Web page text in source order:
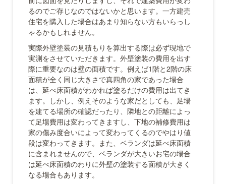
るのでご存じなのではないかと思います。一方建売
住宅を購入した場合はあまり知らない方もいらっし
ゃるかもしれません。
実際外壁塗装の見積もりを算出する際は必ず現地で
実測をさせていただきます。外壁塗装の費用を出す
際に重要なのは壁の面積です。例えば1階と2階の床
面積が全く同じ大きさで真四角の家であった場合
は、延べ床面積がわかれば塗るだけの費用は出てき
ます。しかし、例えそのような家だとしても、足場
を建てる場所の確認だったり、隣地との距離によっ
て足場費用は変わってきますし、下地の補修費用は
家の傷み度合いによって変わってくるのでやはり値
段は変わってきます。また、ベランダは延べ床面積
に含まれませんので、ベランダが大きいお宅の場合
は延べ床面積のわりに外壁の塗装する面積が大きく
なる場合もあります。